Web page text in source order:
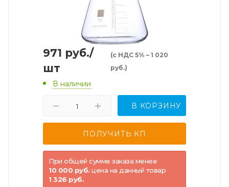
971 руб./
шт
(с НДС 5% – 1 020
руб.)
В наличии
В КОРЗИНУ
При общей сумме заказа менее
10 000 руб. цена на данный товар
1 326 руб.